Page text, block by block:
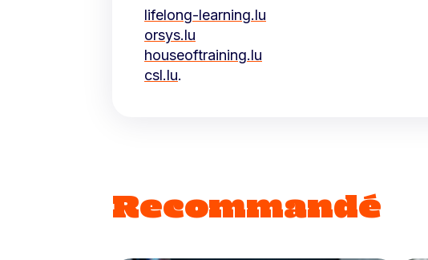
lifelong-learning.lu
orsys.lu
houseoftraining.lu
csl.lu.
Recommandé